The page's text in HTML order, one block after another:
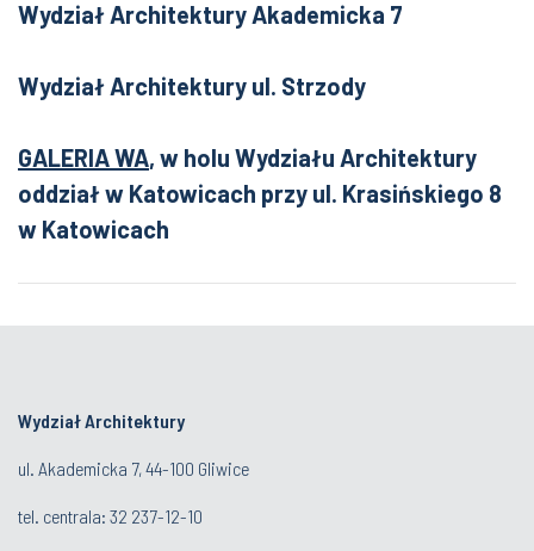
Wydział Architektury Akademicka 7
Wydział Architektury ul. Strzody
GALERIA WA, w holu Wydziału Architektury
oddział w Katowicach przy ul. Krasińskiego 8
w Katowicach
Wydział Architektury
ul. Akademicka 7, 44-100 Gliwice
tel. centrala: 32 237-12-10